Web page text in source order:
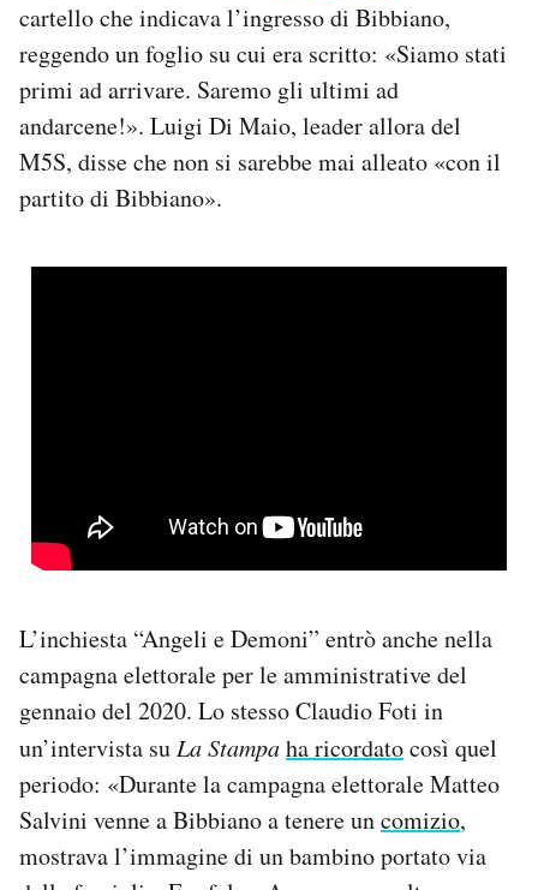
cartello che indicava l’ingresso di Bibbiano,
reggendo un foglio su cui era scritto: «Siamo stati
primi ad arrivare. Saremo gli ultimi ad
andarcene!». Luigi Di Maio, leader allora del
M5S, disse che non si sarebbe mai alleato «con il
partito di Bibbiano».
L’inchiesta “Angeli e Demoni” entrò anche nella
campagna elettorale per le amministrative del
gennaio del 2020. Lo stesso Claudio Foti in
un’intervista su La Stampaha ricordatocosì quel
periodo: «Durante la campagna elettorale Matteo
Salvini venne a Bibbiano a tenere uncomizio,
mostrava l’immagine di un bambino portato via